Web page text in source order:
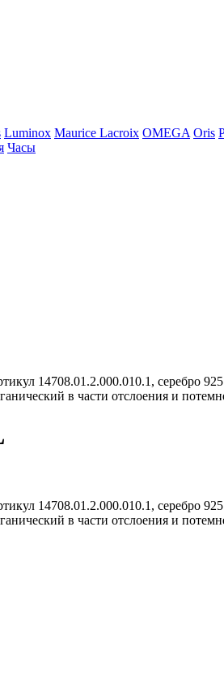
Luminox Maurice Lacroix OMEGA Oris
Часы
14708.01.2.000.010.1, серебро
в части отслоения и
14708.01.2.000.010.1, серебро
в части отслоения и